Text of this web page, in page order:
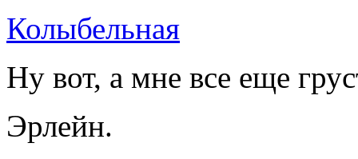
Колыбельная
Ну вот, а мне все еще
Эрлейн.